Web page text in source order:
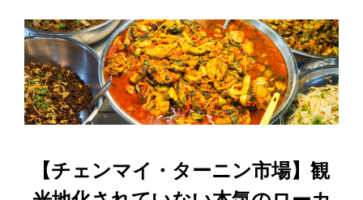
b
o
o
k
d
o
n
【チェンマイ・ターニン市場】観